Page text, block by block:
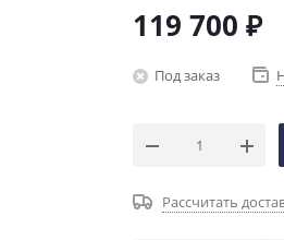
119 700 ₽
Под заказ
Рассчитать